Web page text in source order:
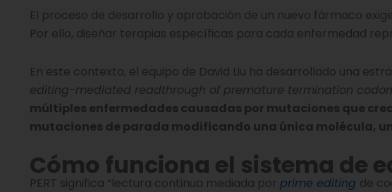
El proceso de desarrollo y aprobación de un nuevo fármaco
Por ello, diseñar terapias específicas para cada enfermedad
En este contexto, el equipo de David Liu ha desarrollado una
editing-mediated readthrough of premature termination
múltiples enfermedades causadas por mutaciones que
mutaciones de parada modificando una única molécula,
Cómo funciona el sistema de
PERT significa “lectura continua mediada por prime editing de